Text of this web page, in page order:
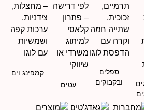
ספלים
ובקבוקים
עטים
קמפינג וים